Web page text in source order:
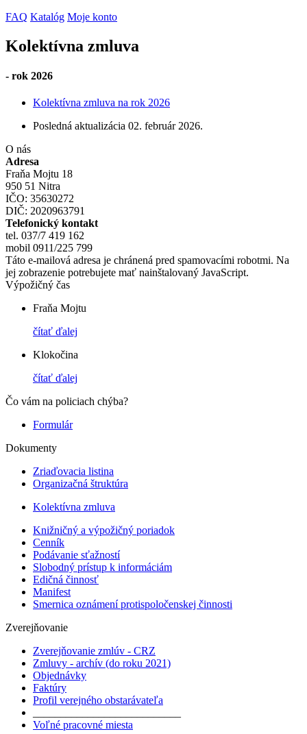
FAQ Katalóg Moje konto
Kolektívna zmluva
- rok 2026
Kolektívna zmluva na rok 2026
Posledná aktualizácia 02. február 2026.
O nás
Adresa
Fraňa Mojtu 18
950 51 Nitra
IČO: 35630272
DIČ: 2020963791
Telefonický kontakt
tel. 037/7 419 162
mobil 0911/225 799
Táto e-mailová adresa je chránená pred spamovacími robotmi. Na
jej zobrazenie potrebujete mať nainštalovaný JavaScript.
Výpožičný čas
Fraňa Mojtu
čítať ďalej
Klokočina
čítať ďalej
Čo vám na policiach chýba?
Formulár
Dokumenty
Zriaďovacia listina
Organizačná štruktúra
Kolektívna zmluva
Knižničný a výpožičný poriadok
Cenník
Podávanie sťažností
Slobodný prístup k informáciám
Edičná činnosť
Manifest
Smernica oznámení protispoločenskej činnosti
Zverejňovanie
Zverejňovanie zmlúv - CRZ
Zmluvy - archív (do roku 2021)
Objednávky
Faktúry
Profil verejného obstarávateľa
Voľné pracovné miesta